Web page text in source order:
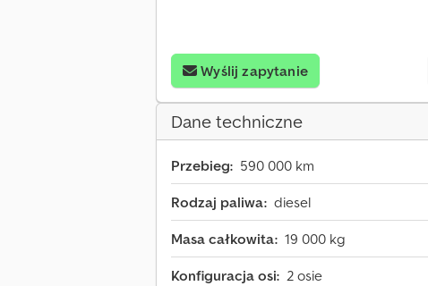
Wyślij zapytanie
Dane techniczne
Przebieg: 590 000 km
Rodzaj paliwa: diesel
Masa całkowita: 19 000 kg
Konfiguracja osi: 2 osie